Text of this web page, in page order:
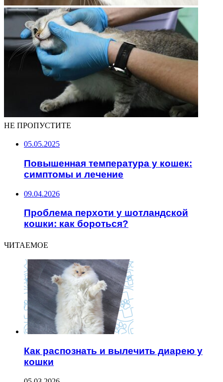
НЕ ПРОПУСТИТЕ
05.05.2025
Повышенная температура у кошек:
симптомы и лечение
09.04.2026
Проблема перхоти у шотландской
кошки: как бороться?
ЧИТАЕМОЕ
Как распознать и вылечить диарею у
кошки